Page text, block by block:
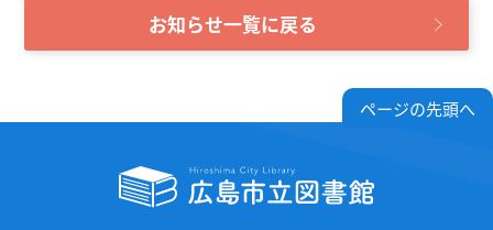
お知らせ一覧に戻る
ページの先頭へ